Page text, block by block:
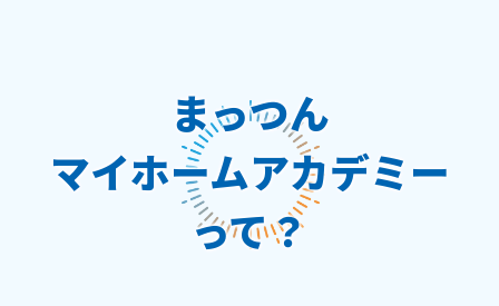
まっつん
マイホームアカデミー
って？